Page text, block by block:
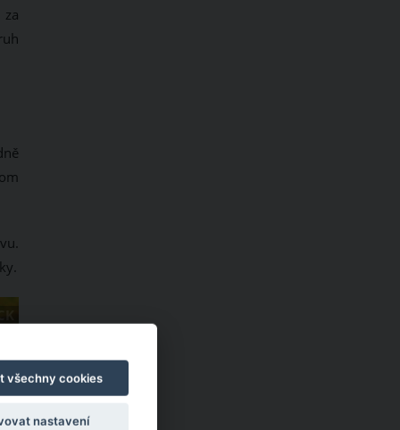
všechny cookies
nastavení